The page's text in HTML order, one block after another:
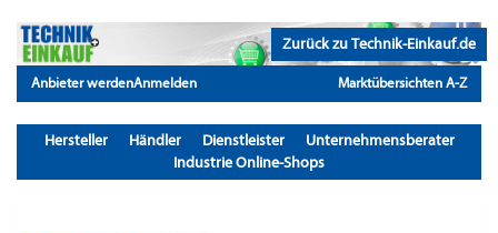
Zurück zu Technik-Einkauf.de
Anbieter werdenAnmelden Marktübersichten A-Z
Hersteller Händler Dienstleister
Unternehmensberater
Industrie Online-Shops